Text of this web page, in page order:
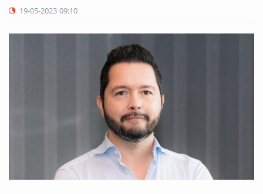
19-05-2023 09:10